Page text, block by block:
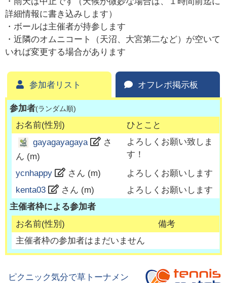
詳細情報に書き込みします）
・ボールは主催者が持参します
・近隣のオムニコート（天沼、大宮第二など）が空いて
いれば変更する場合があります
参加者リスト オフレポ掲示板
参加者(ランダム順)
お名前(性別)
ひとこと
gayagayagaya
さ
ん (m)
よろしくお願い致しま
す！
ycnhappy
さん (m)
よろしくお願いします
kenta03
さん (m)
よろしくお願いします
主催者枠による参加者
お名前(性別)
備考
主催者枠の参加者はまだいません
ピクニック気分で草トーナメン